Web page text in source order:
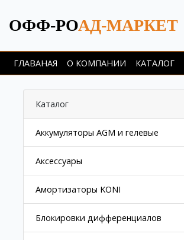
ОФФ-РОАД-МАРКЕТ
ГЛАВАНАЯ О КОМПАНИИ КАТАЛОГ
Каталог
Аккумуляторы AGM и гелевые
Аксессуары
Амортизаторы KONI
Блокировки дифференциалов